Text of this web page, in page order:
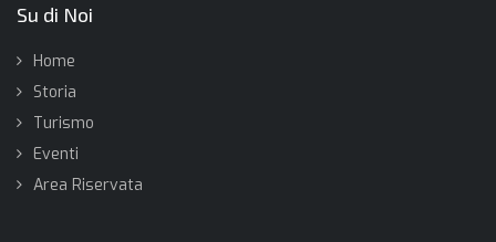
Su di Noi
Home
Storia
Turismo
Eventi
Area Riservata